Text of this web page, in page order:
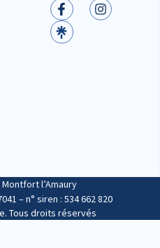
l’Amaury
– n° siren : 534 662 820
Tous droits réservés